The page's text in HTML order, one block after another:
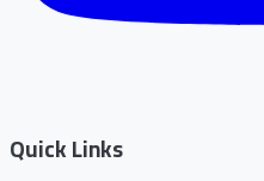
Quick Links